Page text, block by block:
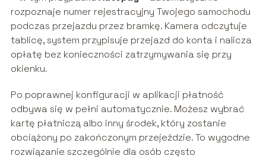
rozpoznaje numer rejestracyjny Twojego samochodu
podczas przejazdu przez bramkę. Kamera odczytuje
tablicę, system przypisuje przejazd do konta i nalicza
opłatę bez konieczności zatrzymywania się przy
okienku.
Po poprawnej konfiguracji w aplikacji płatność
odbywa się w pełni automatycznie. Możesz wybrać
kartę płatniczą albo inny środek, który zostanie
obciążony po zakończonym przejeździe. To wygodne
rozwiązanie szczególnie dla osób często